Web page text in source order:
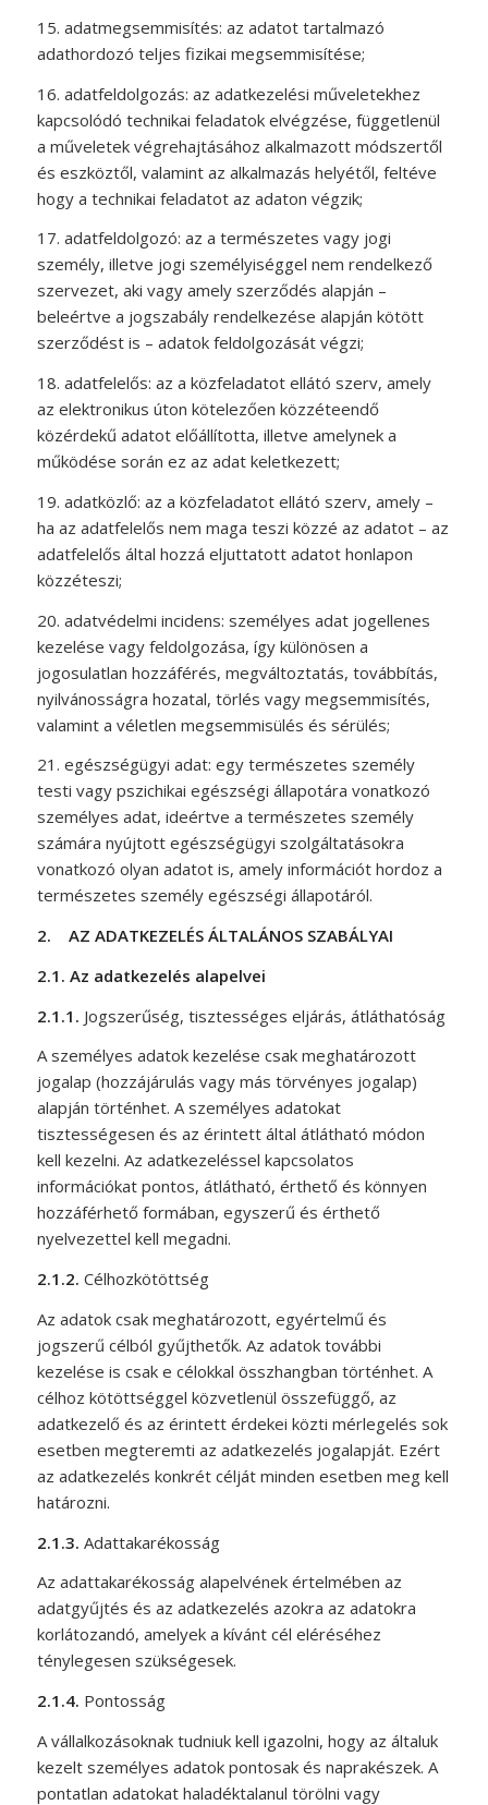
15. adatmegsemmisítés: az adatot tartalmazó
adathordozó teljes fizikai megsemmisítése;
16. adatfeldolgozás: az adatkezelési műveletekhez
kapcsolódó technikai feladatok elvégzése, függetlenül
a műveletek végrehajtásához alkalmazott módszertől
és eszköztől, valamint az alkalmazás helyétől, feltéve
hogy a technikai feladatot az adaton végzik;
17. adatfeldolgozó: az a természetes vagy jogi
személy, illetve jogi személyiséggel nem rendelkező
szervezet, aki vagy amely szerződés alapján –
beleértve a jogszabály rendelkezése alapján kötött
szerződést is – adatok feldolgozását végzi;
18. adatfelelős: az a közfeladatot ellátó szerv, amely
az elektronikus úton kötelezően közzéteendő
közérdekű adatot előállította, illetve amelynek a
működése során ez az adat keletkezett;
19. adatközlő: az a közfeladatot ellátó szerv, amely –
ha az adatfelelős nem maga teszi közzé az adatot – az
adatfelelős által hozzá eljuttatott adatot honlapon
közzéteszi;
20. adatvédelmi incidens: személyes adat jogellenes
kezelése vagy feldolgozása, így különösen a
jogosulatlan hozzáférés, megváltoztatás, továbbítás,
nyilvánosságra hozatal, törlés vagy megsemmisítés,
valamint a véletlen megsemmisülés és sérülés;
21. egészségügyi adat: egy természetes személy
testi vagy pszichikai egészségi állapotára vonatkozó
személyes adat, ideértve a természetes személy
számára nyújtott egészségügyi szolgáltatásokra
vonatkozó olyan adatot is, amely információt hordoz a
természetes személy egészségi állapotáról.
2.
AZ ADATKEZELÉS ÁLTALÁNOS SZABÁLYAI
2.1. Az adatkezelés alapelvei
2.1.1. Jogszerűség, tisztességes eljárás, átláthatóság
A személyes adatok kezelése csak meghatározott
jogalap (hozzájárulás vagy más törvényes jogalap)
alapján történhet. A személyes adatokat
tisztességesen és az érintett által átlátható módon
kell kezelni. Az adatkezeléssel kapcsolatos
információkat pontos, átlátható, érthető és könnyen
hozzáférhető formában, egyszerű és érthető
nyelvezettel kell megadni.
2.1.2. Célhozkötöttség
Az adatok csak meghatározott, egyértelmű és
jogszerű célból gyűjthetők. Az adatok további
kezelése is csak e célokkal összhangban történhet. A
célhoz kötöttséggel közvetlenül összefüggő, az
adatkezelő és az érintett érdekei közti mérlegelés sok
esetben megteremti az adatkezelés jogalapját. Ezért
az adatkezelés konkrét célját minden esetben meg kell
határozni.
2.1.3. Adattakarékosság
Az adattakarékosság alapelvének értelmében az
adatgyűjtés és az adatkezelés azokra az adatokra
korlátozandó, amelyek a kívánt cél eléréséhez
ténylegesen szükségesek.
2.1.4. Pontosság
A vállalkozásoknak tudniuk kell igazolni, hogy az általuk
kezelt személyes adatok pontosak és naprakészek. A
pontatlan adatokat haladéktalanul törölni vagy